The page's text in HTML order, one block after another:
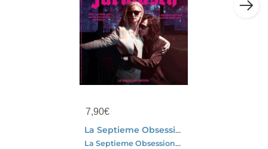
7,90€
La Septieme Obsession N.61 : Jim Jarmusch
La Septieme Obsession-Collectif